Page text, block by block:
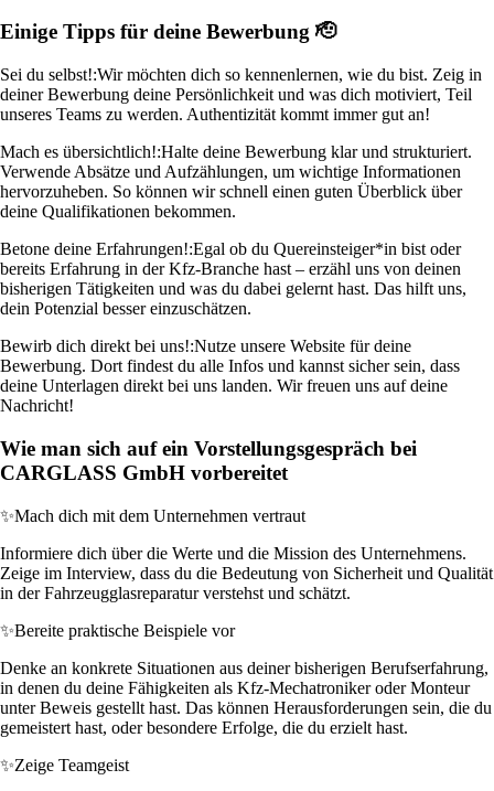
Einige Tipps für deine Bewerbung 🫡
Sei du selbst!:Wir möchten dich so kennenlernen, wie du bist. Zeig in
deiner Bewerbung deine Persönlichkeit und was dich motiviert, Teil
unseres Teams zu werden. Authentizität kommt immer gut an!
Mach es übersichtlich!:Halte deine Bewerbung klar und strukturiert.
Verwende Absätze und Aufzählungen, um wichtige Informationen
hervorzuheben. So können wir schnell einen guten Überblick über
deine Qualifikationen bekommen.
Betone deine Erfahrungen!:Egal ob du Quereinsteiger*in bist oder
bereits Erfahrung in der Kfz-Branche hast – erzähl uns von deinen
bisherigen Tätigkeiten und was du dabei gelernt hast. Das hilft uns,
dein Potenzial besser einzuschätzen.
Bewirb dich direkt bei uns!:Nutze unsere Website für deine
Bewerbung. Dort findest du alle Infos und kannst sicher sein, dass
deine Unterlagen direkt bei uns landen. Wir freuen uns auf deine
Nachricht!
Wie man sich auf ein Vorstellungsgespräch bei
CARGLASS GmbH vorbereitet
✨Mach dich mit dem Unternehmen vertraut
Informiere dich über die Werte und die Mission des Unternehmens.
Zeige im Interview, dass du die Bedeutung von Sicherheit und Qualität
in der Fahrzeugglasreparatur verstehst und schätzt.
✨Bereite praktische Beispiele vor
Denke an konkrete Situationen aus deiner bisherigen Berufserfahrung,
in denen du deine Fähigkeiten als Kfz-Mechatroniker oder Monteur
unter Beweis gestellt hast. Das können Herausforderungen sein, die du
gemeistert hast, oder besondere Erfolge, die du erzielt hast.
✨Zeige Teamgeist